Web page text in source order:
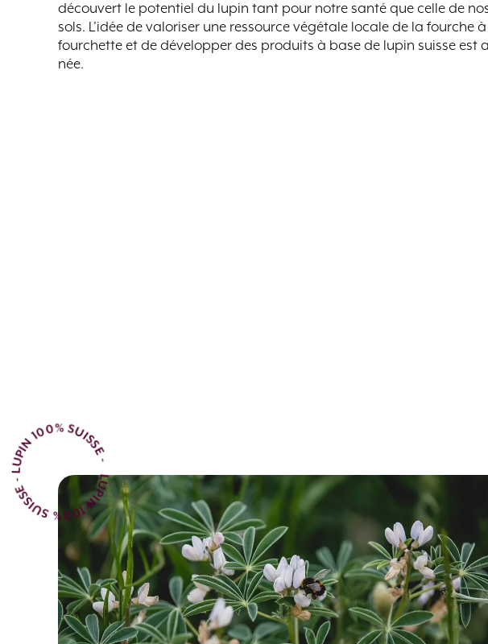
découvert le potentiel du lupin tant pour notre santé que celle de
sols. L’idée de valoriser une ressource végétale locale de la fourche
fourchette et de développer des produits à base de lupin suisse est
née.
LUPIN 100% SUISSE - LUPIN 100% SUISSE -